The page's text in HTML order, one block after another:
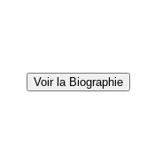
Voir la Biographie